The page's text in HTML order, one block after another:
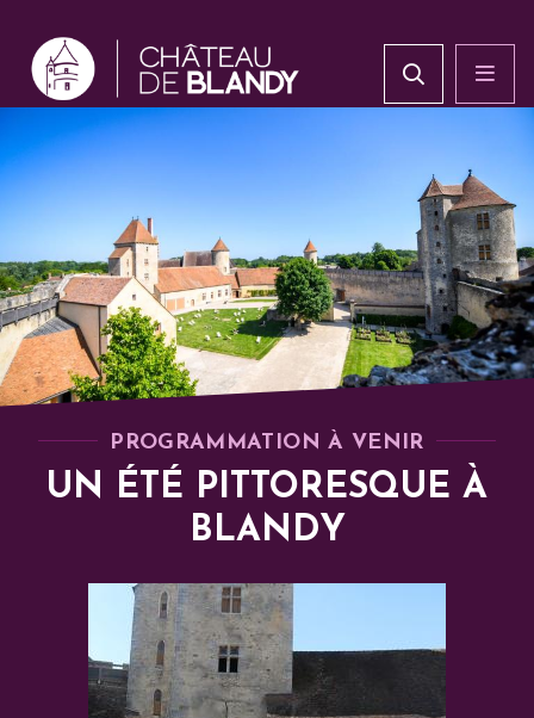
PROGRAMMATION À VENIR
UN ÉTÉ PITTORESQUE À
BLANDY